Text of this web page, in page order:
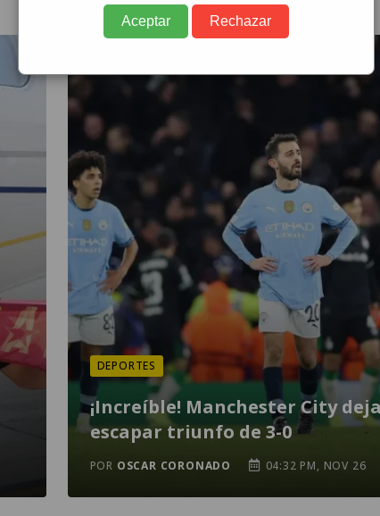
DEPORTES
¡Increíble! Manchester City deja
escapar triunfo de 3-0
POR OSCAR CORONADO 04:32 PM, NOV 26
Aceptar Rechazar